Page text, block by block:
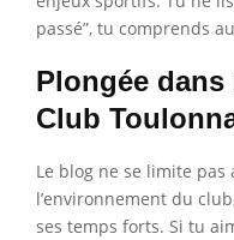
passé”, tu comprends
Plongée
Club
Le blog ne se limite pas
l’environnement du
ses temps forts. Si tu